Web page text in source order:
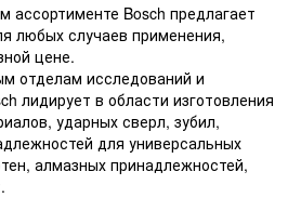
ассортименте Bosch предлагает
любых случаев применения,
цене.
отделам исследований и
лидирует в области изготовления
ударных сверл, зубил,
для универсальных
алмазных принадлежностей,